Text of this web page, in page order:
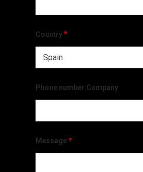
Country*
Phone number Company
Message *